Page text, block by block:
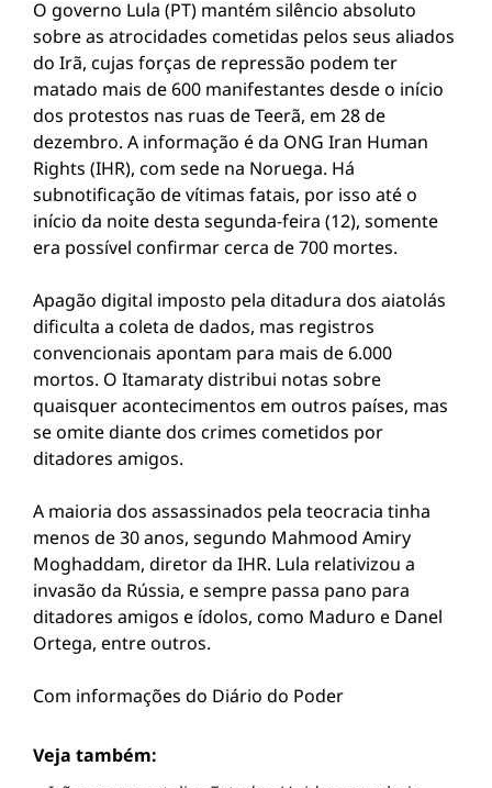
O governo Lula (PT) mantém silêncio absoluto
sobre as atrocidades cometidas pelos seus aliados
do Irã, cujas forças de repressão podem ter
matado mais de 600 manifestantes desde o início
dos protestos nas ruas de Teerã, em 28 de
dezembro. A informação é da ONG Iran Human
Rights (IHR), com sede na Noruega. Há
subnotificação de vítimas fatais, por isso até o
início da noite desta segunda-feira (12), somente
era possível confirmar cerca de 700 mortes.
Apagão digital imposto pela ditadura dos aiatolás
dificulta a coleta de dados, mas registros
convencionais apontam para mais de 6.000
mortos. O Itamaraty distribui notas sobre
quaisquer acontecimentos em outros países, mas
se omite diante dos crimes cometidos por
ditadores amigos.
A maioria dos assassinados pela teocracia tinha
menos de 30 anos, segundo Mahmood Amiry
Moghaddam, diretor da IHR. Lula relativizou a
invasão da Rússia, e sempre passa pano para
ditadores amigos e ídolos, como Maduro e Danel
Ortega, entre outros.
Com informações do Diário do Poder
Veja também: